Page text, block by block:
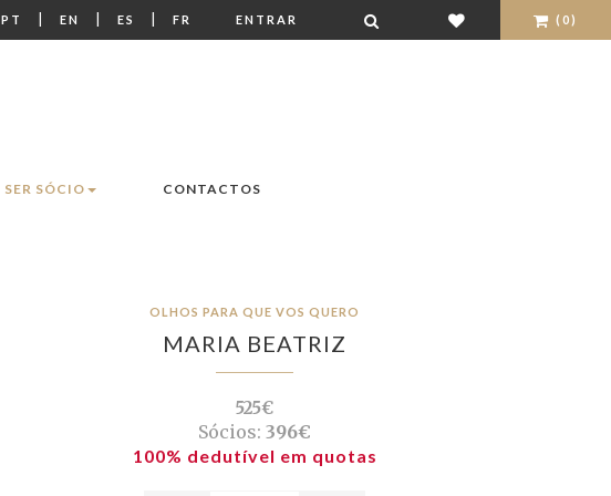
PT | EN | ES | FR ENTRAR (0)
SER SÓCIO CONTACTOS
OLHOS PARA QUE VOS QUERO
MARIA BEATRIZ
525€
Sócios: 396€
100% dedutível em quotas